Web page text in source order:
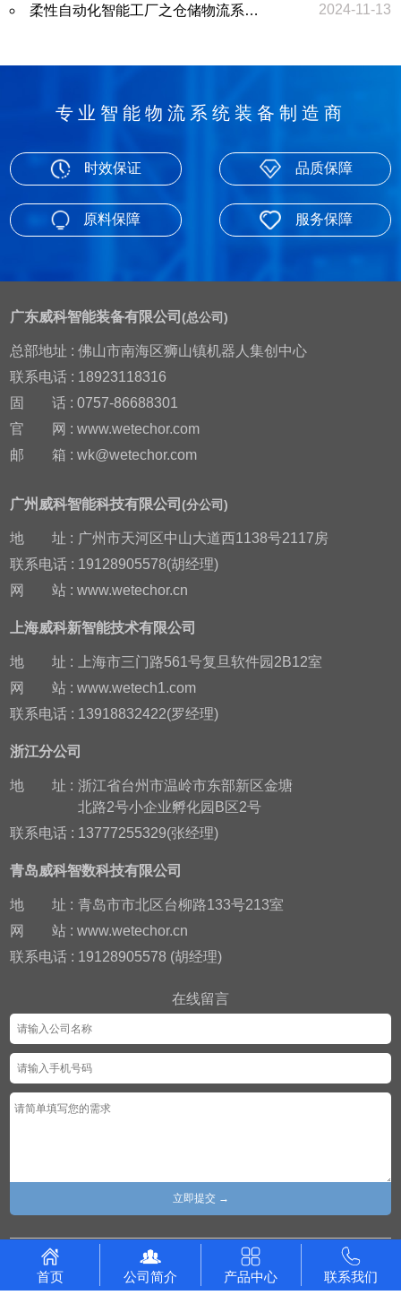
柔性自动化智能工厂之仓储物流系…
2024-11-13
专业智能物流系统装备制造商
时效保证 品质保障
原料保障 服务保障
在线留言
广东威科智能装备有限公司(总公司)
总部地址 : 佛山市南海区狮山镇机器人集创中心
联系电话 : 18923118316
固
话 : 0757-86688301
官
网 : www.wetechor.com
邮
箱 : wk@wetechor.com
广州威科智能科技有限公司(分公司)
地 址 : 广州市天河区中山大道西1138号2117房
联系电话 : 19128905578(胡经理)
网
站 : www.wetechor.cn
上海威科新智能技术有限公司
地 址 :
上海市三门路561号复旦软件园2B12室
网
站 : www.wetech1.com
联系电话 : 13918832422(罗经理)
浙江分公司
地 址 : 浙江省台州市温岭市东部新区金塘
北路2号小企业孵化园B区2号
联系电话 : 13777255329(张经理)
青岛威科智数科技有限公司
地 址 : 青岛市市北区台柳路133号213室
网
站 : www.wetechor.cn
联系电话 : 19128905578 (胡经理)
Copyright© 广东威科智能装备有限公司 版权所有 备案号 :
ICP备2021055890号
粤公网安备44060502003981号
首页 公司简介 产品中心 联系我们